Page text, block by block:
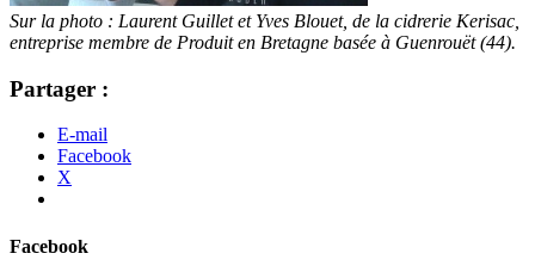
Sur la photo : Laurent Guillet et Yves Blouet, de la cidrerie Kerisac,
entreprise membre de Produit en Bretagne basée à Guenrouët (44).
Partager :
E-mail
Facebook
X
Facebook